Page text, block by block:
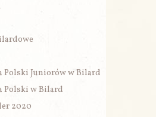
Polski Juniorów w Bilard
Polski w Bilard
2020